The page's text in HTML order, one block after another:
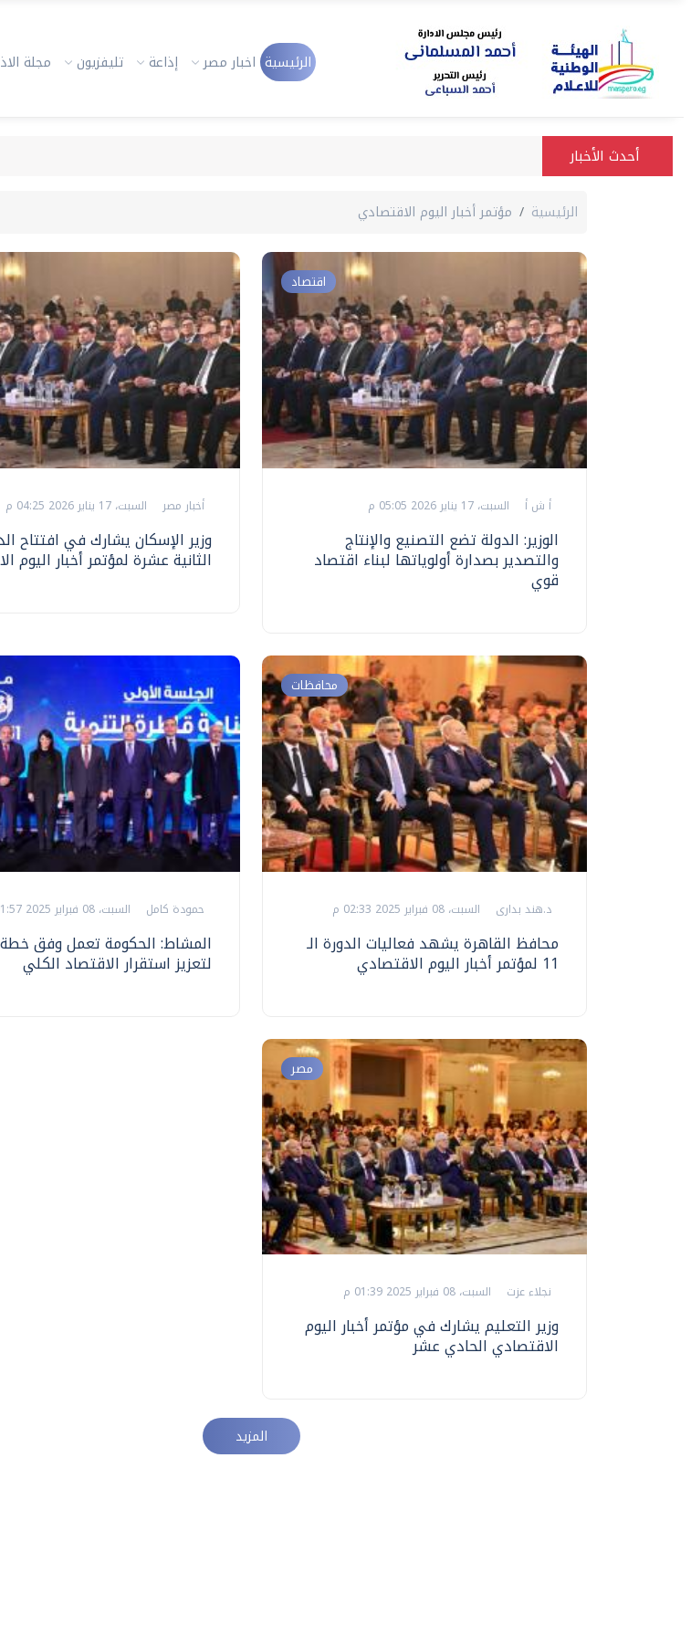
الرئيسية اخبار مصر إذاعة تليفزيون مجلة
أحدث الأخبار
الرئيسية مؤتمر أخبار اليوم الاقتصادي
اقتصاد
أ ش أ السبت، 17 يناير 2026 05:05 م
الوزير: الدولة تضع التصنيع والإنتاج
والتصدير بصدارة أولوياتها لبناء اقتصاد
قوي
أخبار مصر السبت، 17 يناير 2026 04:25 م
وزير الإسكان يشارك في افتتاح
الثانية عشرة لمؤتمر أخبار اليوم
محافظات
د.هند بدارى السبت، 08 فبراير 2025 02:33 م
محافظ القاهرة يشهد فعاليات الدورة الـ
11 لمؤتمر أخبار اليوم الاقتصادي
حمودة كامل السبت، 08 فبراير 2025 01:57 م
المشاط: الحكومة تعمل وفق
لتعزيز استقرار الاقتصاد الكلي
مصر
نجلاء عزت السبت، 08 فبراير 2025 01:39 م
وزير التعليم يشارك في مؤتمر أخبار اليوم
الاقتصادي الحادي عشر
المزيد